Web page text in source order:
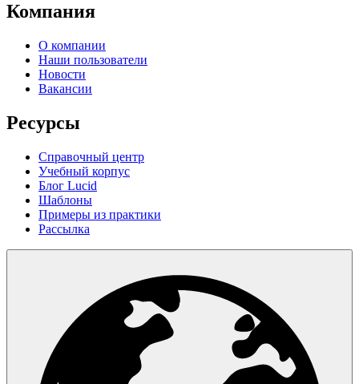
Компания
О компании
Наши пользователи
Новости
Вакансии
Ресурсы
Справочный центр
Учебный корпус
Блог Lucid
Шаблоны
Примеры из практики
Рассылка